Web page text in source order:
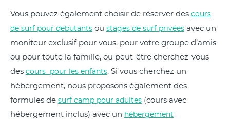
Vous pouvez également choisir de réserver des cours
de surf pour debutants ou stages de surf privées avec un
moniteur exclusif pour vous, pour votre groupe d’amis
ou pour toute la famille, ou peut-être cherchez-vous
des cours pour les enfants. Si vous cherchez un
hébergement, nous proposons également des
formules de surf camp pour adultes (cours avec
hébergement inclus) avec un hébergement